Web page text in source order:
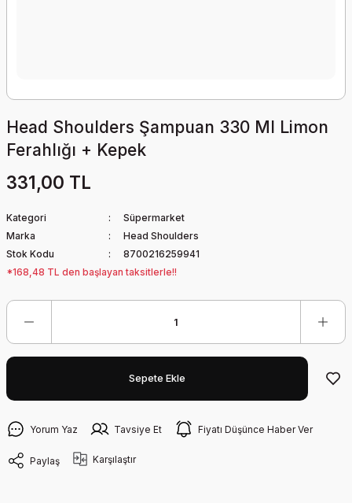
Head Shoulders Şampuan 330 Ml Limon
Ferahlığı + Kepek
331,00 TL
Kategori
Süpermarket
Marka
Head Shoulders
Stok Kodu
8700216259941
*168,48 TL den başlayan taksitlerle!!
Sepete Ekle
Yorum Yaz Tavsiye Et Fiyatı Düşünce Haber Ver
Paylaş Karşılaştır